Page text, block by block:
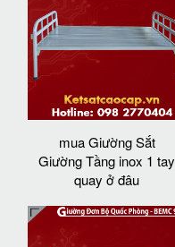
mua Giường Sắt
Giường Tầng inox 1 tay
quay ở đâu